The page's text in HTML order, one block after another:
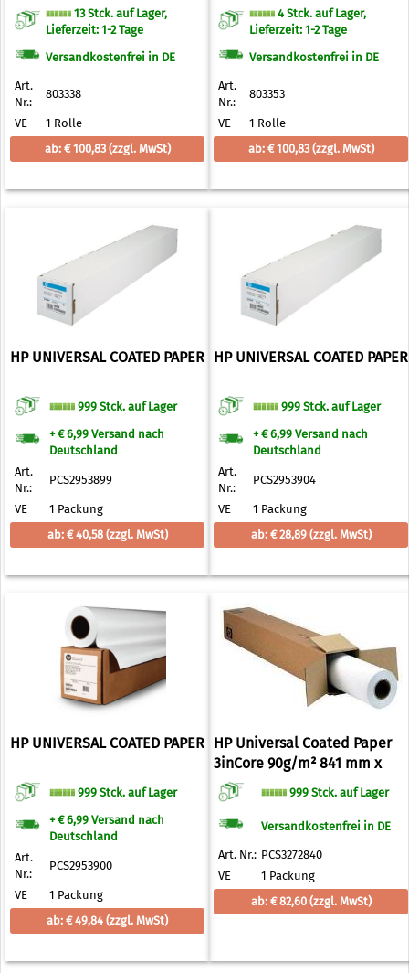
30,0 m
13 Stck. auf Lager,
Lieferzeit: 1-2 Tage
Versandkostenfrei in DE
Art.
Nr.:
803338
VE
1 Rolle
ab: € 100,83(zzgl. MwSt)
30,0 m
4 Stck. auf Lager,
Lieferzeit: 1-2 Tage
Versandkostenfrei in DE
Art.
Nr.:
803353
VE
1 Rolle
ab: € 100,83(zzgl. MwSt)
HP UNIVERSAL COATED PAPER
999 Stck. auf Lager
+ € 6,99 Versand nach
Deutschland
Art.
Nr.:
PCS2953899
VE
1 Packung
ab: € 40,58 (zzgl. MwSt)
HP UNIVERSAL COATED PAPER
999 Stck. auf Lager
+ € 6,99 Versand nach
Deutschland
Art.
Nr.:
PCS2953904
VE
1 Packung
ab: € 28,89 (zzgl. MwSt)
HP UNIVERSAL COATED PAPER
999 Stck. auf Lager
+ € 6,99 Versand nach
Deutschland
Art.
Nr.:
PCS2953900
VE
1 Packung
ab: € 49,84 (zzgl. MwSt)
HP Universal Coated Paper
3inCore 90g/m² 841 mm x
91,4 m
999 Stck. auf Lager
Versandkostenfrei in DE
Art. Nr.: PCS3272840
VE
1 Packung
ab: € 82,60 (zzgl. MwSt)